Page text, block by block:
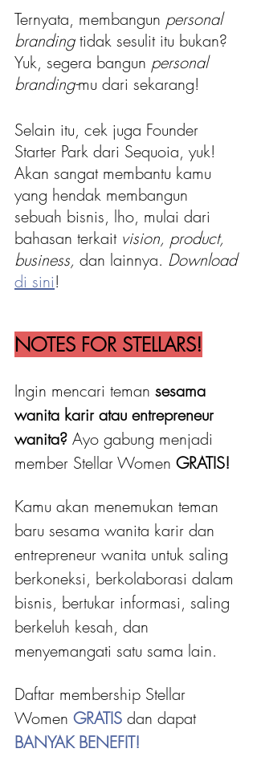
Ternyata, membangun personal
branding tidak sesulit itu bukan?
Yuk, segera bangun personal
branding-mu dari sekarang!
Selain itu, cek juga Founder
Starter Park dari Sequoia, yuk!
Akan sangat membantu kamu
yang hendak membangun
sebuah bisnis, lho, mulai dari
bahasan terkait vision, product,
business, dan lainnya. Download
di sini!
NOTES FOR STELLARS!
Ingin mencari teman sesama
wanita karir atau entrepreneur
wanita? Ayo gabung menjadi
member Stellar Women GRATIS!
Kamu akan menemukan teman
baru sesama wanita karir dan
entrepreneur wanita untuk saling
berkoneksi, berkolaborasi dalam
bisnis, bertukar informasi, saling
berkeluh kesah, dan
menyemangati satu sama lain.
Daftar membership Stellar
Women GRATIS dan dapat
BANYAK BENEFIT!